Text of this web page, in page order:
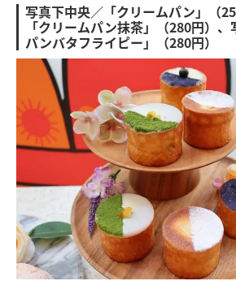
写真下中央／「クリームパン」（
「クリームパン抹茶」（280円）
パンバタフライピー」（280円）